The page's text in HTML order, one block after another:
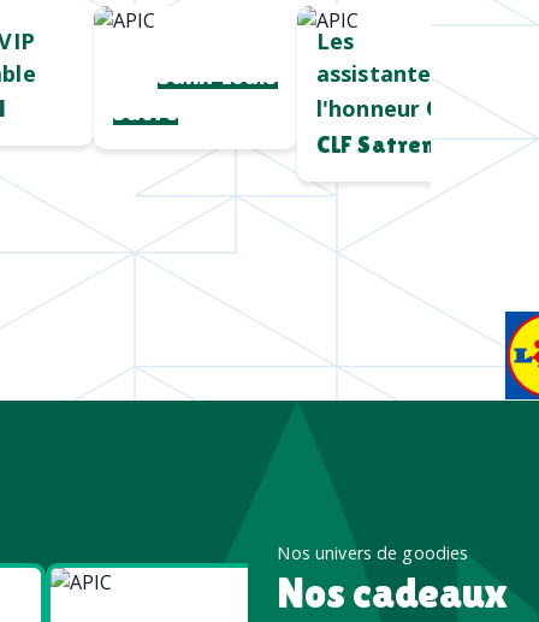
Saint Louis
Sucre
Les
assistantes à
l'honneur Chez
CLF Satrem
Goodies
Nos univers de goodies
Nos cadeaux